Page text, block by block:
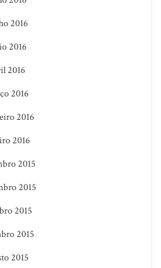
2016
2016
2016
2016
2016
2016
2015
2015
2015
2015
2015